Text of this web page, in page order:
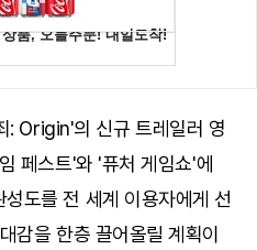
: Origin'의 신규 트레일러 영
페스트'와 '퓨처 게임쇼'에
도를 전 세계 이용자에게 선
감을 한층 끌어올릴 계획이